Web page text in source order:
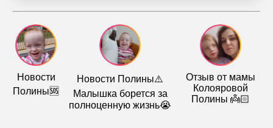
Новости
Полины🆘
Новости Полины⚠️
Малышка борется за
полноценную жизнь😭
Отзыв от мамы
Колояровой
Полины 👼🏻